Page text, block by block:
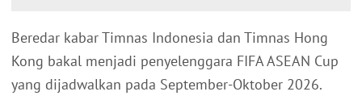
Beredar kabar Timnas Indonesia dan Timnas Hong
Kong bakal menjadi penyelenggara FIFA ASEAN Cup
yang dijadwalkan pada September-Oktober 2026.